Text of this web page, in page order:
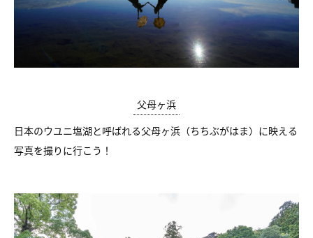
父母ヶ浜
日本のウユニ塩湖と呼ばれる父母ヶ浜（ちちぶがはま）に映える
写真を撮りに行こう！